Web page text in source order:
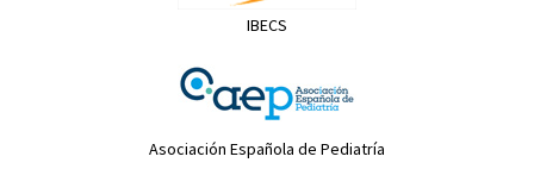
IBECS
Asociación Española de Pediatría